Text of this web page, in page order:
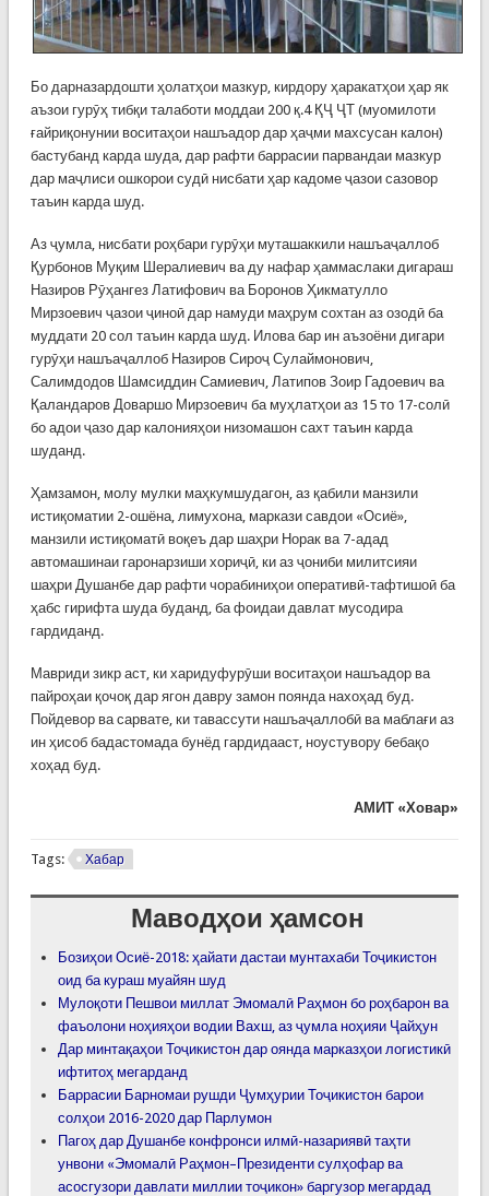
Бо дарназардошти ҳолатҳои мазкур, кирдору ҳаракатҳои ҳар як
аъзои гурӯҳ тибқи талаботи моддаи 200 қ.4 ҚҶ ҶТ (муомилоти
ғайриқонунии воситаҳои нашъадор дар ҳаҷми махсусан калон)
бастубанд карда шуда, дар рафти баррасии парвандаи мазкур
дар маҷлиси ошкорои судӣ нисбати ҳар кадоме ҷазои сазовор
таъин карда шуд.
Аз ҷумла, нисбати роҳбари гурӯҳи муташаккили нашъаҷаллоб
Қурбонов Муқим Шералиевич ва ду нафар ҳаммаслаки дигараш
Назиров Рӯҳангез Латифович ва Боронов Ҳикматулло
Мирзоевич ҷазои ҷиноӣ дар намуди маҳрум сохтан аз озодӣ ба
муддати 20 сол таъин карда шуд. Илова бар ин аъзоёни дигари
гурӯҳи нашъаҷаллоб Назиров Сироҷ Сулаймонович,
Салимдодов Шамсиддин Самиевич, Латипов Зоир Гадоевич ва
Қаландаров Доваршо Мирзоевич ба муҳлатҳои аз 15 то 17-солӣ
бо адои ҷазо дар калонияҳои низомашон сахт таъин карда
шуданд.
Ҳамзамон, молу мулки маҳкумшудагон, аз қабили манзили
истиқоматии 2-ошёна, лимухона, маркази савдои «Осиё»,
манзили истиқоматӣ воқеъ дар шаҳри Норак ва 7-адад
автомашинаи гаронарзиши хориҷӣ, ки аз ҷониби милитсияи
шаҳри Душанбе дар рафти чорабиниҳои оперативӣ-тафтишоӣ ба
ҳабс гирифта шуда буданд, ба фоидаи давлат мусодира
гардиданд.
Мавриди зикр аст, ки харидуфурӯши воситаҳои нашъадор ва
пайроҳаи қочоқ дар ягон давру замон поянда нахоҳад буд.
Пойдевор ва сарвате, ки тавассути нашъаҷаллобӣ ва маблағи аз
ин ҳисоб бадастомада бунёд гардидааст, ноустувору бебақо
хоҳад буд.
АМИТ «Ховар»
Tags: Хабар
Маводҳои ҳамсон
Бозиҳои Осиё-2018: ҳайати дастаи мунтахаби Тоҷикистон
оид ба кураш муайян шуд
Мулоқоти Пешвои миллат Эмомалӣ Раҳмон бо роҳбарон ва
фаъолони ноҳияҳои водии Вахш, аз ҷумла ноҳияи Ҷайҳун
Дар минтақаҳои Тоҷикистон дар оянда марказҳои логистикӣ
ифтитоҳ мегарданд
Баррасии Барномаи рушди Ҷумҳурии Тоҷикистон барои
солҳои 2016-2020 дар Парлумон
Пагоҳ дар Душанбе конфронси илмӣ-назариявӣ таҳти
унвони «Эмомалӣ Раҳмон–Президенти сулҳофар ва
асосгузори давлати миллии тоҷикон» баргузор мегардад